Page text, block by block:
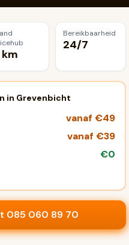
Bereikbaarheid
24/7
in Grevenbicht
vanaf €49
vanaf €39
€0
085 060 89 70